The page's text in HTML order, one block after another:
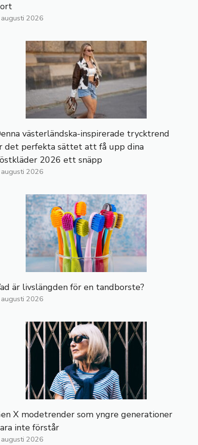
2026
västerländska-inspirerade trycktrend
det perfekta sättet att få upp dina
2026 ett snäpp
2026
är livslängden för en tandborste?
2026
X modetrender som yngre generationer
inte förstår
2026